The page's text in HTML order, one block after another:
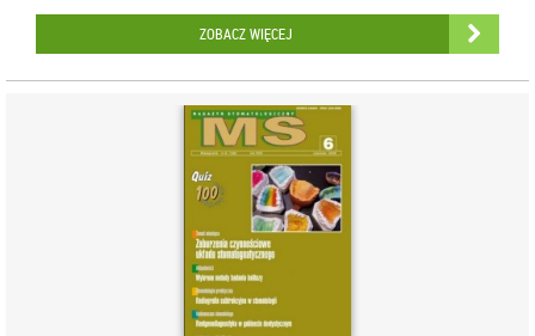
ZOBACZ WIĘCEJ